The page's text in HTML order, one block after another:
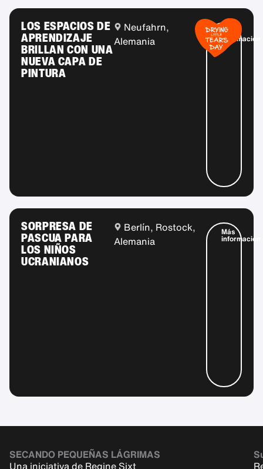
LOS ESPACIOS DE
APRENDIZAJE
BRILLAN CON UNA
NUEVA CAPA DE
PINTURA
Neufahrn,
Alemania
Más
información
SORPRESA DE
PASCUA PARA
LOS NIÑOS
UCRANIANOS
Berlín, Rostock,
Alemania
Más
información
SECANDO PEQUEÑAS LÁGRIMAS
Una iniciativa de Regine Sixt